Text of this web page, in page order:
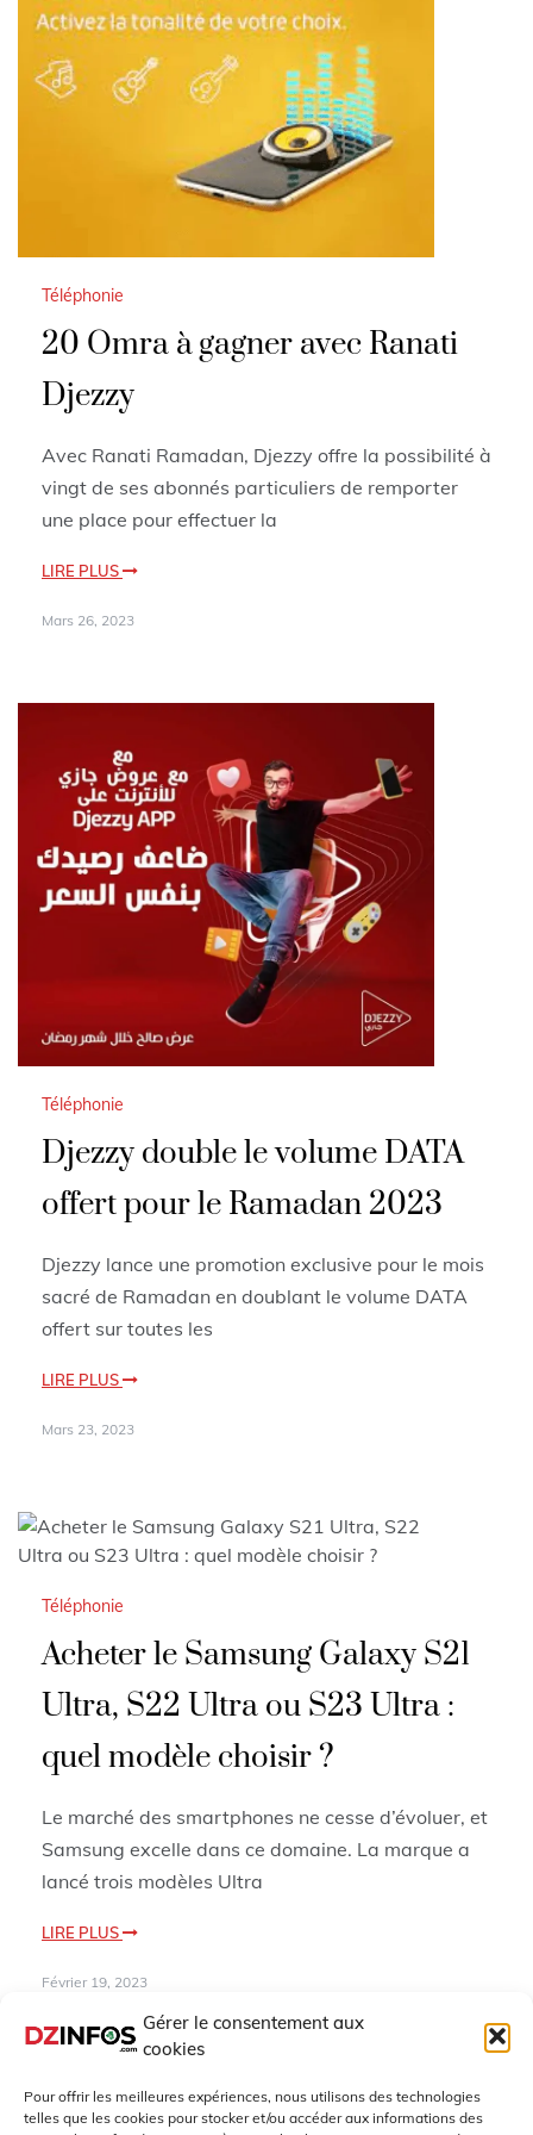
Gérer le consentement aux
cookies
Pour offrir les meilleures expériences, nous utilisons des technologies
telles que les cookies pour stocker et/ou accéder aux informations des
Téléphonie
20 Omra à gagner avec Ranati
Djezzy
Avec Ranati Ramadan, Djezzy offre la possibilité à
vingt de ses abonnés particuliers de remporter
une place pour effectuer la
LIRE PLUS
Mars 26, 2023
Téléphonie
Djezzy double le volume DATA
offert pour le Ramadan 2023
Djezzy lance une promotion exclusive pour le mois
sacré de Ramadan en doublant le volume DATA
offert sur toutes les
LIRE PLUS
Mars 23, 2023
Téléphonie
Acheter le Samsung Galaxy S21
Ultra, S22 Ultra ou S23 Ultra :
quel modèle choisir ?
Le marché des smartphones ne cesse d’évoluer, et
Samsung excelle dans ce domaine. La marque a
lancé trois modèles Ultra
LIRE PLUS
Février 19, 2023